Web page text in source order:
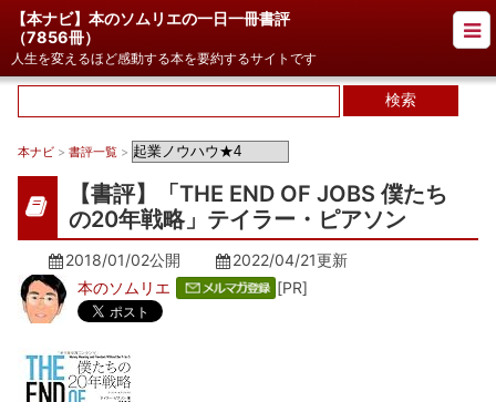
【本ナビ】本のソムリエの一日一冊書評
（7856冊）
人生を変えるほど感動する本を要約するサイトです
本ナビ > 書評一覧 >
【書評】「THE END OF JOBS 僕たち
の20年戦略」テイラー・ピアソン
2018/01/02公開 2022/04/21更新
本のソムリエ
[PR]